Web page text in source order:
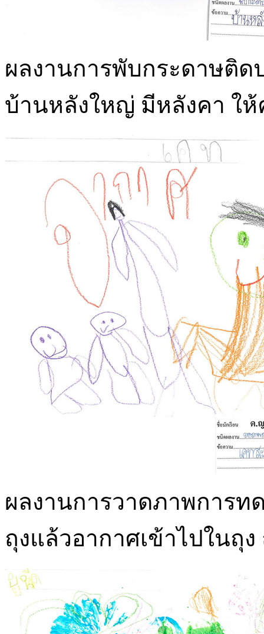
ผลงานการพับกระดาษติด
บ้านหลังใหญ่ มีหลังคา ให้
ผลงานการวาดภาพการท
ถุงแล้วอากาศเข้าไปในถุง